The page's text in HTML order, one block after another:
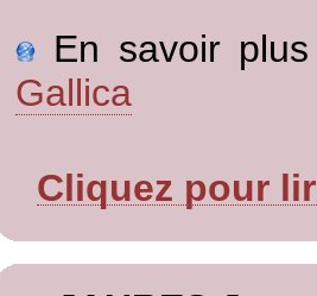
En savoir
Gallica
Cliquez pour